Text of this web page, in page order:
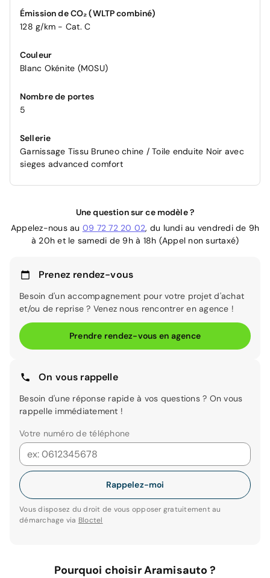
Émission de CO₂ (WLTP combiné)
128 g/km - Cat. C
Couleur
Blanc Okénite (M0SU)
Nombre de portes
5
Sellerie
Garnissage Tissu Bruneo chine / Toile enduite Noir avec
sieges advanced comfort
Une question sur ce modèle ?
Appelez-nous au 09 72 72 20 02, du lundi au vendredi de 9h
à 20h et le samedi de 9h à 18h (Appel non surtaxé)
Prenez rendez-vous
Besoin d'un accompagnement pour votre projet d'achat
et/ou de reprise ? Venez nous rencontrer en agence !
Prendre rendez-vous en agence
On vous rappelle
Besoin d'une réponse rapide à vos questions ? On vous
rappelle immédiatement !
Votre numéro de téléphone
Rappelez-moi
Vous disposez du droit de vous opposer gratuitement au
démarchage via Bloctel
Pourquoi choisir Aramisauto ?